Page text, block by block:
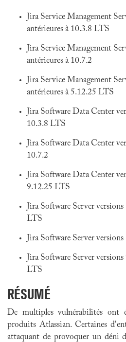
Jira Service Management
antérieures à 10.3.8 LTS
Jira Service Management
antérieures à 10.7.2
Jira Service Management
antérieures à 5.12.25 LTS
Jira Software Data Center
10.3.8 LTS
Jira Software Data Center
10.7.2
Jira Software Data Center
9.12.25 LTS
Jira Software Server
LTS
Jira Software Server
Jira Software Server
LTS
RÉSUMÉ
De multiples vulnérabilités ont
produits Atlassian. Certaines
attaquant de provoquer un déni